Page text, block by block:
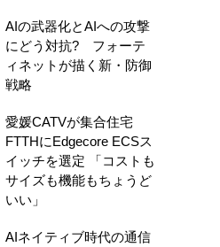
AIの武器化とAIへの攻撃
にどう対抗? フォーテ
ィネットが描く新・防御
戦略
愛媛CATVが集合住宅
FTTHにEdgecore ECSス
イッチを選定 「コストも
サイズも機能もちょうど
いい」
AIネイティブ時代の通信